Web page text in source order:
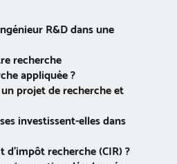
R&D dans une
recherche
appliquée ?
projet de recherche et
investissent-elles dans
d’impôt recherche (CIR) ?